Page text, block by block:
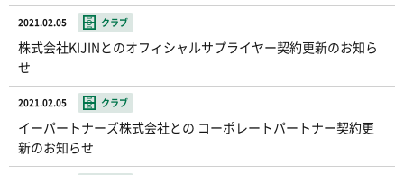
2021.02.05 クラブ
株式会社KIJINとのオフィシャルサプライヤー契約更新のお知ら
せ
2021.02.05 クラブ
イーパートナーズ株式会社との コーポレートパートナー契約更
新のお知らせ